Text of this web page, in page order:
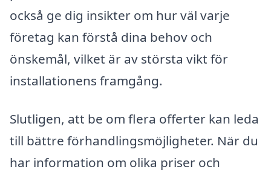
också ge dig insikter om hur väl varje
företag kan förstå dina behov och
önskemål, vilket är av största vikt för
installationens framgång.
Slutligen, att be om flera offerter kan leda
till bättre förhandlingsmöjligheter. När du
har information om olika priser och